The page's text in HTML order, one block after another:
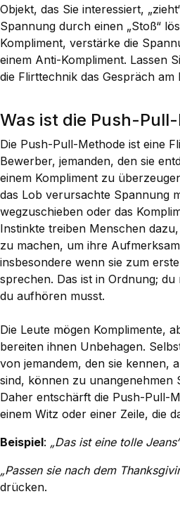
Objekt, das Sie interessiert,
Spannung durch einen „Stoß“
Kompliment, verstärke die
einem Anti-Kompliment. Lassen
die Flirttechnik das Gespräch am
Was ist die Push-
Die Push-Pull-Methode ist eine
Bewerber, jemanden, den sie
einem Kompliment zu
das Lob verursachte Spannung
wegzuschieben oder das
Instinkte treiben Menschen
zu machen, um ihre
insbesondere wenn sie zum
sprechen. Das ist in Ordnung;
du aufhören musst.
Die Leute mögen Komplimente,
bereiten ihnen Unbehagen.
von jemandem, den sie kennen,
sind, können zu unangenehmen
Daher entschärft die Push-Pull-
einem Witz oder einer Zeile, die
Beispiel: „Das ist eine tolle Jeans“
„Passen sie nach dem
drücken.